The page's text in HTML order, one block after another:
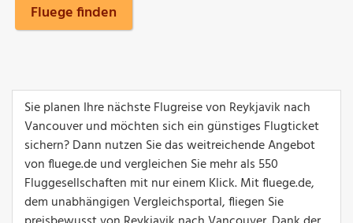
Fluege finden
Sie planen Ihre nächste Flugreise von Reykjavik nach
Vancouver und möchten sich ein günstiges Flugticket
sichern? Dann nutzen Sie das weitreichende Angebot
von fluege.de und vergleichen Sie mehr als 550
Fluggesellschaften mit nur einem Klick. Mit fluege.de,
dem unabhängigen Vergleichsportal, fliegen Sie